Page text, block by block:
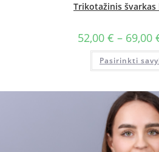
Trikotažinis
52,00 € – 69,00
Pasirinkti